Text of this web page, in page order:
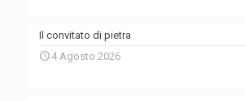
Il convitato di pietra
4 Agosto 2026